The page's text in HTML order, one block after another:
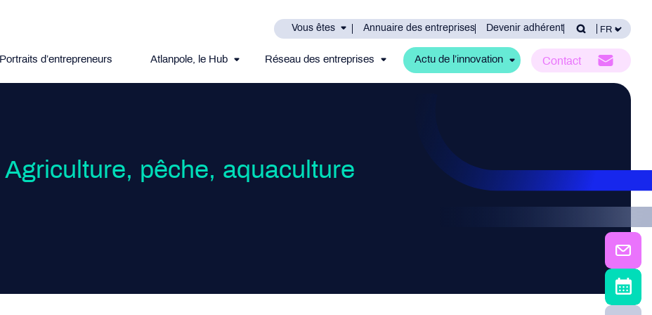
Vous êtes Annuaire des entreprises Devenir adhérent
Portraits d’entrepreneurs Atlanpole, le Hub Réseau des entreprises Actu de l’innovation Contact
Agriculture, pêche, aquaculture